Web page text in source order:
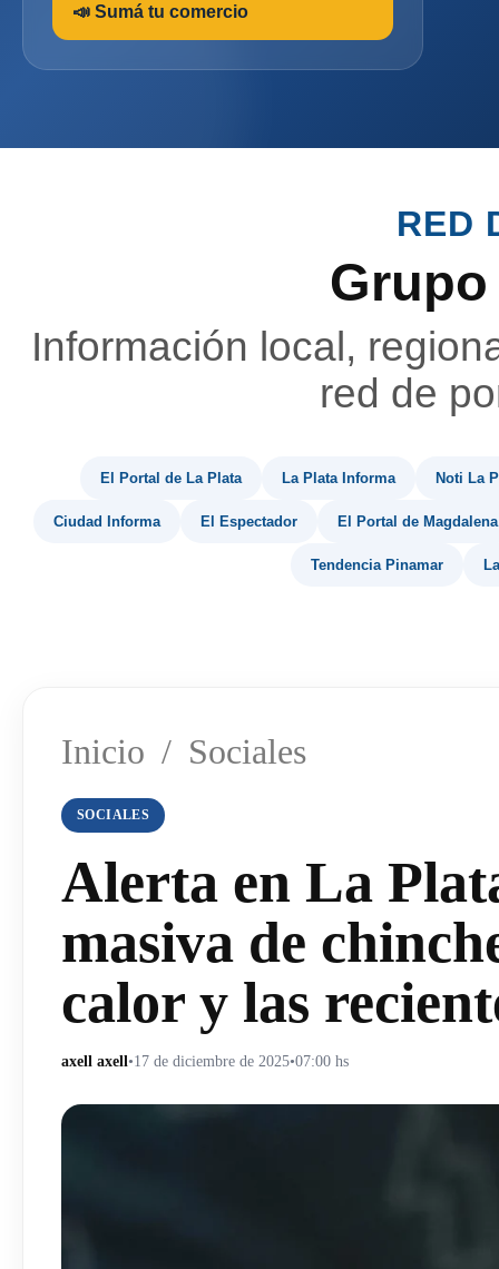
📣 Sumá tu comercio
RED
Información local,
red de
El Portal de La Plata La Plata Informa Noti La
Ciudad Informa El Espectador El Portal de Magdalena
Tendencia Pinamar
Inicio / Sociales
SOCIALES
Alerta en La
masiva de
calor y las
axell axell•17 de diciembre de 2025•07:00 hs